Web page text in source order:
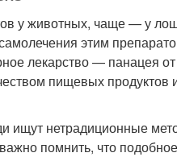
у животных, чаще — у
этим
лекарство — панацея
пищевых продуктов
ищут нетрадиционные
помнить, что